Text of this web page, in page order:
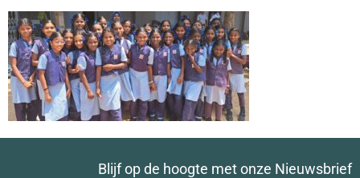
Blijf op de hoogte met onze Nieuwsbrief